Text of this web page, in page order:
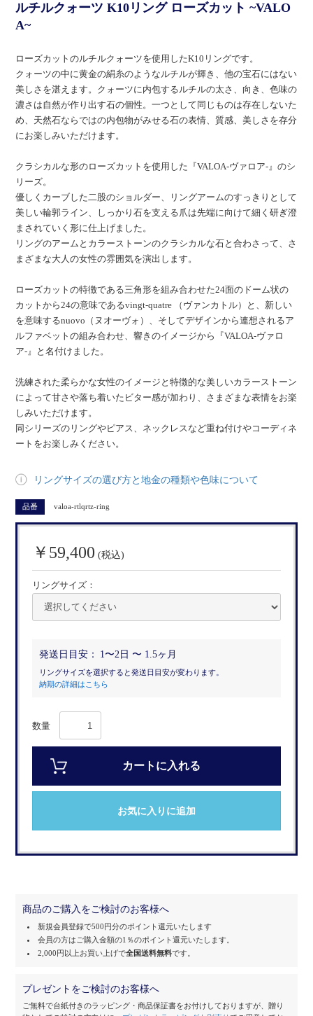
ルチルクォーツ K10リング ローズカット ~VALO
A~
ローズカットのルチルクォーツを使用したK10リングです。
クォーツの中に黄金の絹糸のようなルチルが輝き、他の宝石にはない
美しさを湛えます。クォーツに内包するルチルの太さ、向き、色味の
濃さは自然が作り出す石の個性。一つとして同じものは存在しないた
め、天然石ならではの内包物がみせる石の表情、質感、美しさを存分
にお楽しみいただけます。
クラシカルな形のローズカットを使用した『VALOA-ヴァロア-』のシ
リーズ。
優しくカーブした二股のショルダー、リングアームのすっきりとして
美しい輪郭ライン、しっかり石を支える爪は先端に向けて細く研ぎ澄
まされていく形に仕上げました。
リングのアームとカラーストーンのクラシカルな石と合わさって、さ
まざまな大人の女性の雰囲気を演出します。
ローズカットの特徴である三角形を組み合わせた24面のドーム状の
カットから24の意味であるvingt-quatre （ヴァンカトル）と、新しい
を意味するnuovo（ヌオーヴォ）、そしてデザインから連想されるア
ルファベットの組み合わせ、響きのイメージから『VALOA-ヴァロ
ア-』と名付けました。
洗練された柔らかな女性のイメージと特徴的な美しいカラーストーン
によって甘さや落ち着いたビター感が加わり、さまざまな表情をお楽
しみいただけます。
同シリーズのリングやピアス、ネックレスなど重ね付けやコーディネ
ートをお楽しみください。
リングサイズの選び方と地金の種類や色味について
品番 valoa-rtlqrtz-ring
￥59,400 (税込)
リングサイズ：
発送日目安： 1〜2日 〜 1.5ヶ月
リングサイズを選択すると発送日目安が変わります。
納期の詳細はこちら
数量
カートに入れる
お気に入りに追加
商品のご購入をご検討のお客様へ
新規会員登録で500円分のポイント還元いたします
会員の方はご購入金額の1％のポイント還元いたします。
2,000円以上お買い上げで全国送料無料です。
プレゼントをご検討のお客様へ
ご無料で台紙付きのラッピング・商品保証書をお付けしておりますが、贈り